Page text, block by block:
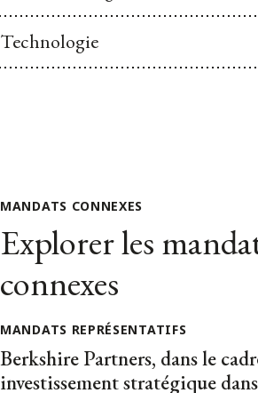
Technologie
MANDATS CONNEXES
Explorer les
connexes
MANDATS REPRÉSENTATIFS
Berkshire Partners, dans le
investissement stratégique